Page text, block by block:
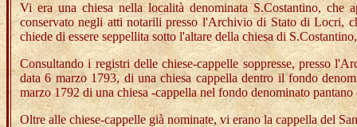
Vi era una chiesa nella località denominata S.Costantino,
conservato negli atti notarili presso l'Archivio di Stato di Locri,
chiede di essere seppellita sotto l'altare della chiesa di
Consultando i registri delle chiese-cappelle soppresse, presso
data 6 marzo 1793, di una chiesa cappella dentro il fondo
marzo 1792 di una chiesa -cappella nel fondo denominato
Oltre alle chiese-cappelle già nominate, vi erano la cappella del